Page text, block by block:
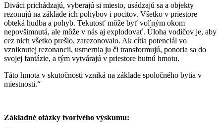
Diváci prichádzajú, vyberajú si miesto, usádzajú sa a objekty
rezonujú na základe ich pohybov i pocitov. Všetko v priestore
obteká hudba a pohyb. Tekutosť môže byť voľným okom
nepovšimnutá, ale môže v nás aj explodovať. Úloha vodičov je, aby
cez nich všetko prešlo, zarezonovalo. Ak cítia potenciál vo
vzniknutej rezonancii, usmernia ju či transformujú, ponoria sa do
svojej fantázie, a tým vytvárajú v priestore hutnú hmotu.
Táto hmota v skutočnosti vzniká na základe spoločného bytia v
miestnosti.“
Základné otázky tvorivého výskumu: